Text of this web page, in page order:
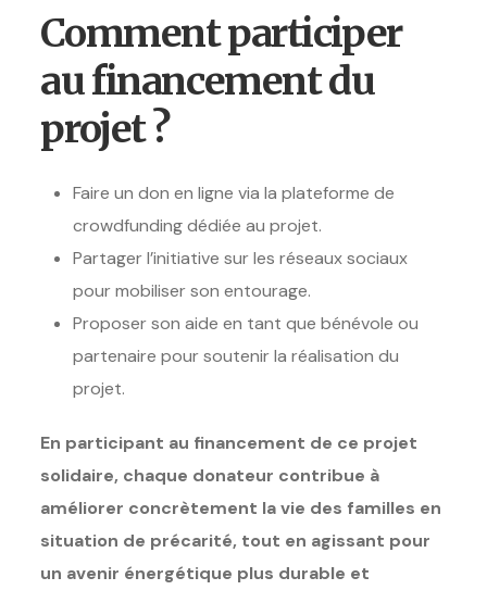
Comment participer
au financement du
projet ?
Faire un don en ligne via la plateforme de
crowdfunding dédiée au projet.
Partager l’initiative sur les réseaux sociaux
pour mobiliser son entourage.
Proposer son aide en tant que bénévole ou
partenaire pour soutenir la réalisation du
projet.
En participant au financement de ce projet
solidaire, chaque donateur contribue à
améliorer concrètement la vie des familles en
situation de précarité, tout en agissant pour
un avenir énergétique plus durable et